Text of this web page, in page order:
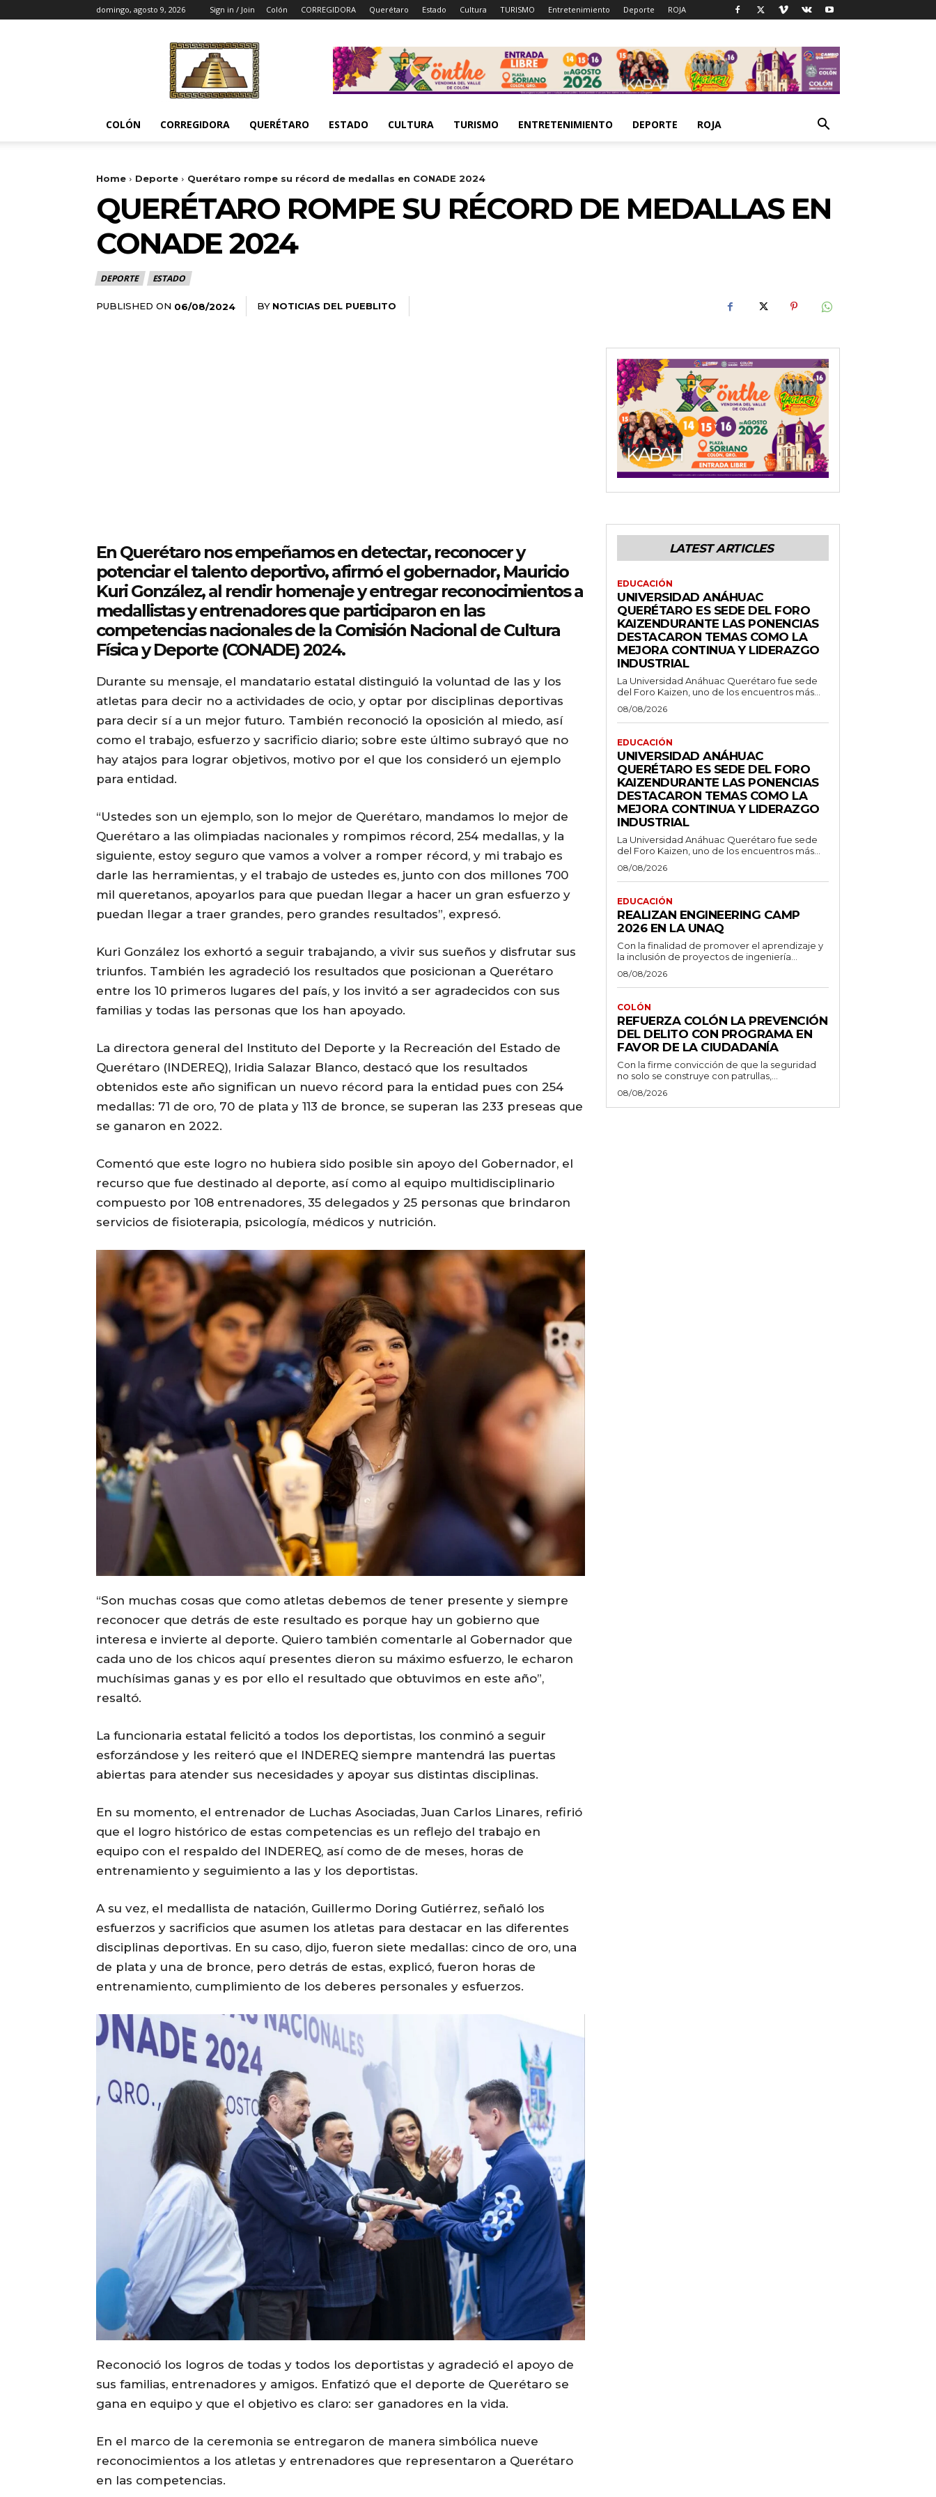
domingo, agosto 9, 2026 Sign in / Join Colón CORREGIDORA Querétaro Estado Cultura TURISMO Entretenimiento Deporte ROJA
Noticias
del
Pueblito
COLÓN CORREGIDORA QUERÉTARO ESTADO CULTURA TURISMO ENTRETENIMIENTO DEPORTE ROJA
Home Deporte Querétaro rompe su récord de medallas en CONADE 2024
QUERÉTARO ROMPE SU RÉCORD DE MEDALLAS EN
CONADE 2024
DEPORTE ESTADO
PUBLISHED ON 06/08/2024 BY NOTICIAS DEL PUEBLITO
En Querétaro nos empeñamos en detectar, reconocer y
potenciar el talento deportivo, afirmó el gobernador, Mauricio
Kuri González, al rendir homenaje y entregar reconocimientos a
medallistas y entrenadores que participaron en las
competencias nacionales de la Comisión Nacional de Cultura
Física y Deporte (CONADE) 2024.
Durante su mensaje, el mandatario estatal distinguió la voluntad de las y los
atletas para decir no a actividades de ocio, y optar por disciplinas deportivas
para decir sí a un mejor futuro. También reconoció la oposición al miedo, así
como el trabajo, esfuerzo y sacrificio diario; sobre este último subrayó que no
hay atajos para lograr objetivos, motivo por el que los consideró un ejemplo
para entidad.
“Ustedes son un ejemplo, son lo mejor de Querétaro, mandamos lo mejor de
Querétaro a las olimpiadas nacionales y rompimos récord, 254 medallas, y la
siguiente, estoy seguro que vamos a volver a romper récord, y mi trabajo es
darle las herramientas, y el trabajo de ustedes es, junto con dos millones 700
mil queretanos, apoyarlos para que puedan llegar a hacer un gran esfuerzo y
puedan llegar a traer grandes, pero grandes resultados”, expresó.
Kuri González los exhortó a seguir trabajando, a vivir sus sueños y disfrutar sus
triunfos. También les agradeció los resultados que posicionan a Querétaro
entre los 10 primeros lugares del país, y los invitó a ser agradecidos con sus
familias y todas las personas que los han apoyado.
La directora general del Instituto del Deporte y la Recreación del Estado de
Querétaro (INDEREQ), Iridia Salazar Blanco, destacó que los resultados
obtenidos este año significan un nuevo récord para la entidad pues con 254
medallas: 71 de oro, 70 de plata y 113 de bronce, se superan las 233 preseas que
se ganaron en 2022.
Comentó que este logro no hubiera sido posible sin apoyo del Gobernador, el
recurso que fue destinado al deporte, así como al equipo multidisciplinario
compuesto por 108 entrenadores, 35 delegados y 25 personas que brindaron
servicios de fisioterapia, psicología, médicos y nutrición.
“Son muchas cosas que como atletas debemos de tener presente y siempre
reconocer que detrás de este resultado es porque hay un gobierno que
interesa e invierte al deporte. Quiero también comentarle al Gobernador que
cada uno de los chicos aquí presentes dieron su máximo esfuerzo, le echaron
muchísimas ganas y es por ello el resultado que obtuvimos en este año”,
resaltó.
La funcionaria estatal felicitó a todos los deportistas, los conminó a seguir
esforzándose y les reiteró que el INDEREQ siempre mantendrá las puertas
abiertas para atender sus necesidades y apoyar sus distintas disciplinas.
En su momento, el entrenador de Luchas Asociadas, Juan Carlos Linares, refirió
que el logro histórico de estas competencias es un reflejo del trabajo en
equipo con el respaldo del INDEREQ, así como de de meses, horas de
entrenamiento y seguimiento a las y los deportistas.
A su vez, el medallista de natación, Guillermo Doring Gutiérrez, señaló los
esfuerzos y sacrificios que asumen los atletas para destacar en las diferentes
disciplinas deportivas. En su caso, dijo, fueron siete medallas: cinco de oro, una
de plata y una de bronce, pero detrás de estas, explicó, fueron horas de
entrenamiento, cumplimiento de los deberes personales y esfuerzos.
Reconoció los logros de todas y todos los deportistas y agradeció el apoyo de
sus familias, entrenadores y amigos. Enfatizó que el deporte de Querétaro se
gana en equipo y que el objetivo es claro: ser ganadores en la vida.
En el marco de la ceremonia se entregaron de manera simbólica nueve
reconocimientos a los atletas y entrenadores que representaron a Querétaro
en las competencias.
LATEST ARTICLES
EDUCACIÓN
UNIVERSIDAD ANÁHUAC
QUERÉTARO ES SEDE DEL FORO
KAIZENDURANTE LAS PONENCIAS
DESTACARON TEMAS COMO LA
MEJORA CONTINUA Y LIDERAZGO
INDUSTRIAL
La Universidad Anáhuac Querétaro fue sede
del Foro Kaizen, uno de los encuentros más...
08/08/2026
EDUCACIÓN
UNIVERSIDAD ANÁHUAC
QUERÉTARO ES SEDE DEL FORO
KAIZENDURANTE LAS PONENCIAS
DESTACARON TEMAS COMO LA
MEJORA CONTINUA Y LIDERAZGO
INDUSTRIAL
La Universidad Anáhuac Querétaro fue sede
del Foro Kaizen, uno de los encuentros más...
08/08/2026
EDUCACIÓN
REALIZAN ENGINEERING CAMP
2026 EN LA UNAQ
Con la finalidad de promover el aprendizaje y
la inclusión de proyectos de ingeniería...
08/08/2026
COLÓN
REFUERZA COLÓN LA PREVENCIÓN
DEL DELITO CON PROGRAMA EN
FAVOR DE LA CIUDADANÍA
Con la firme convicción de que la seguridad
no solo se construye con patrullas,...
08/08/2026